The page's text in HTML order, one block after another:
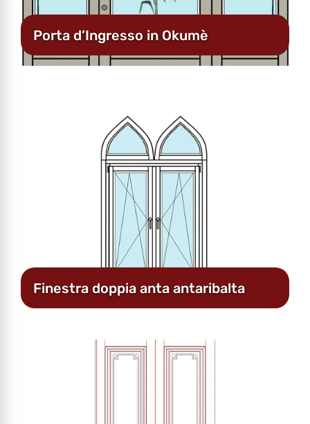
Porta d’Ingresso in Okumè
Finestra doppia anta antaribalta